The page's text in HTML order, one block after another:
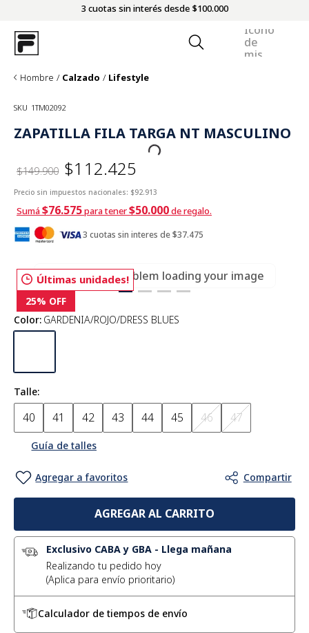
3 cuotas sin interés desde $100.000
Hombre Calzado Lifestyle
SKU 1TM02092
ZAPATILLA FILA TARGA NT MASCULINO
$149.900 $112.425
Precio sin impuestos nacionales: $92.913
Sumá$76.575para tener$50.000de regalo.
3 cuotas sin interes de $37.475
Últimas unidades!
25% OFF
There was a problem loading your image
Color: GARDENIA/ROJO/DRESS BLUES
Talle
40 41 42 43 44 45 46 47
Guía de talles
AGREGAR AL CARRITO
Exclusivo CABA y GBA - Llega mañana
Realizando tu pedido hoy
Calculador de tiempos de envío